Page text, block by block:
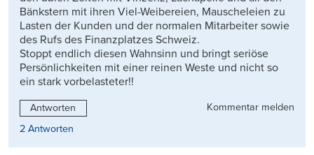
Bänkstern mit ihren Viel-Weibereien, Mauscheleien zu
Lasten der Kunden und der normalen Mitarbeiter sowie
des Rufs des Finanzplatzes Schweiz.
Stoppt endlich diesen Wahnsinn und bringt seriöse
Persönlichkeiten mit einer reinen Weste und nicht so
ein stark vorbelasteter!!
Antworten
Kommentar melden
2 Antworten